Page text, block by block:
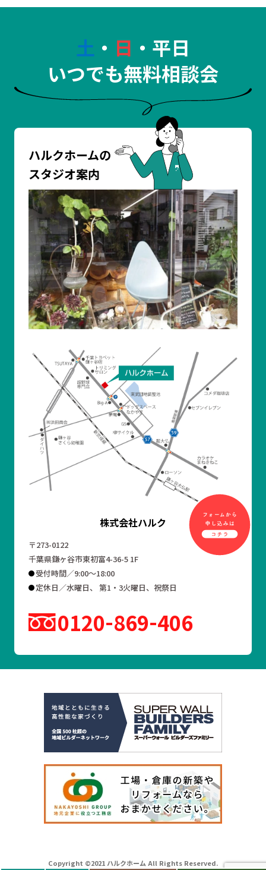
土 ・ 日 ・平日
いつでも無料相談会
ハルクホームの
スタジオ案内
株式会社ハルク
〒273-0122
千葉県鎌ヶ谷市東初富4-36-5 1F
受付時間／9:00～18:00
定休日／水曜日、 第1・3火曜日、祝祭日
0120 869 406
Copyright ©2021 ハルクホーム All Rights Reserved.